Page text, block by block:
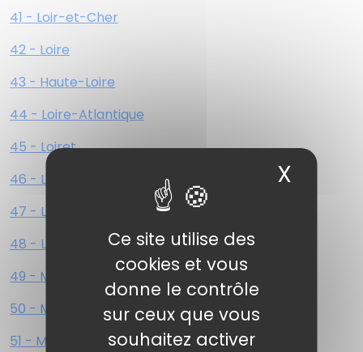
Ce site utilise des
cookies et vous
donne le contrôle
sur ceux que vous
souhaitez activer
X
41 - Loir-et-Cher
42 - Loire
43 - Haute-Loire
44 - Loire-Atlantique
45 - Loiret
46 - Lot
47 - Lot-et-Garonne
48 - Lozère
49 - Maine-et-Loire
50 - Manche
51 - Marne